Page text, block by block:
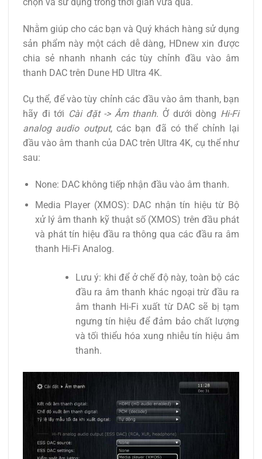
Nhằm giúp cho các bạn và Quý khách hàng sử dụng
sản phẩm này một cách dễ dàng, HDnew xin được
chia sẻ nhanh nhanh các tùy chỉnh đầu vào âm
thanh DAC trên Dune HD Ultra 4K.
Cụ thể, để vào tùy chỉnh các đầu vào âm thanh, bạn
hãy đi tới Cài đặt -> Âm thanh. Ở dưới dòng Hi-Fi
analog audio output, các bạn đã có thể chỉnh lại
đầu vào âm thanh của DAC trên Ultra 4K, cụ thể như
sau:
None: DAC không tiếp nhận đầu vào âm thanh.
Media Player (XMOS): DAC nhận tín hiệu từ Bộ
xử lý âm thanh kỹ thuật số (XMOS) trên đầu phát
và phát tín hiệu đầu ra thông qua các đầu ra âm
thanh Hi-Fi Analog.
Lưu ý: khi để ở chế độ này, toàn bộ các
đầu ra âm thanh khác ngoại trừ đầu ra
âm thanh Hi-Fi xuất từ DAC sẽ bị tạm
ngưng tín hiệu để đảm bảo chất lượng
và tối thiểu hóa xung nhiễu tín hiệu âm
thanh.